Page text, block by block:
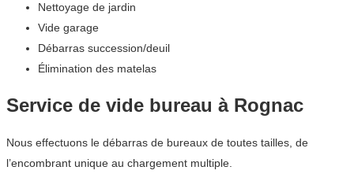
Nettoyage de jardin
Vide garage
Débarras succession/deuil
Élimination des matelas
Service de vide bureau à Rognac
Nous effectuons le débarras de bureaux de toutes tailles, de
l’encombrant unique au chargement multiple.